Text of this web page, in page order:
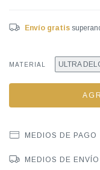
Envío gratis
MATERIAL ULTRA
MEDIOS DE PAGO
MEDIOS DE ENVÍO